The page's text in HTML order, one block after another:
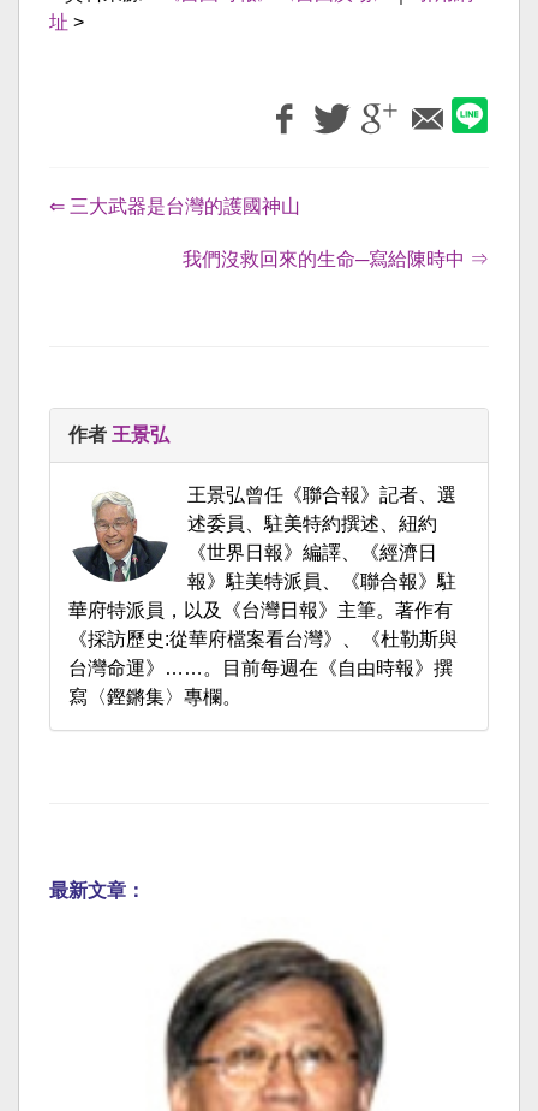
址 >
⇐ 三大武器是台灣的護國神山
我們沒救回來的生命─寫給陳時中 ⇒
作者 王景弘
王景弘曾任《聯合報》記者、選
述委員、駐美特約撰述、紐約
《世界日報》編譯、《經濟日
報》駐美特派員、《聯合報》駐
華府特派員，以及《台灣日報》主筆。著作有
《採訪歷史:從華府檔案看台灣》、《杜勒斯與
台灣命運》……。目前每週在《自由時報》撰
寫〈鏗鏘集〉專欄。
最新文章：